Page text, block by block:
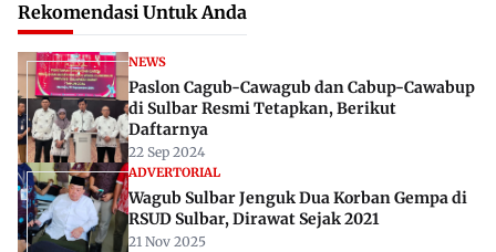
Rekomendasi Untuk Anda
NEWS
Paslon Cagub-Cawagub dan Cabup-Cawabup
di Sulbar Resmi Tetapkan, Berikut
Daftarnya
22 Sep 2024
ADVERTORIAL
Wagub Sulbar Jenguk Dua Korban Gempa di
RSUD Sulbar, Dirawat Sejak 2021
21 Nov 2025